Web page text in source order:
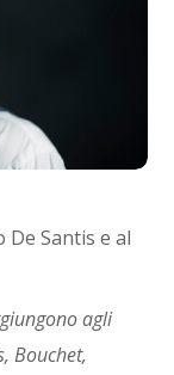
De Santis e al
agli
Bouchet,